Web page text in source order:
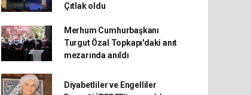
Çıtlak oldu
Merhum Cumhurbaşkanı
Turgut Özal Topkapı'daki anıt
mezarında anıldı
Diyabetliler ve Engelliler